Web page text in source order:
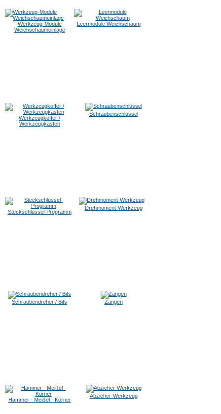
Werkzeug-Module
Weichschaumeinlage
Leermodule Weichschaum
Werkzeugkoffer /
Werkzeugkästen
Schraubenschlüssel
Steckschlüssel-Programm
Drehmoment-Werkzeug
Schraubendreher / Bits Zangen
Hämmer - Meißel - Körner
Abzieher-Werkzeug